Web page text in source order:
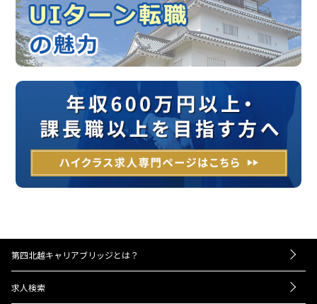
第四北越キャリアブリッジとは？
－UIターンをお考えの方へ
求人検索